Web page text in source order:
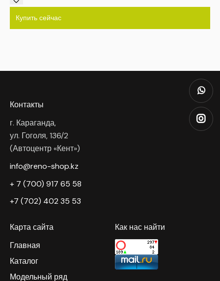
Купить сейчас
Контакты
г. Караганда,
ул. Гоголя, 136/2
(Автоцентр «Кент»)
info@reno-shop.kz
+ 7 (700) 917 65 58
+7 (702) 402 35 53
Карта сайта
Главная
Каталог
Модельный ряд
Как нас найти